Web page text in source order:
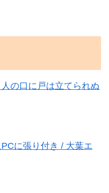
の口に戸は立てられぬ
に張り付き / 大葉エ